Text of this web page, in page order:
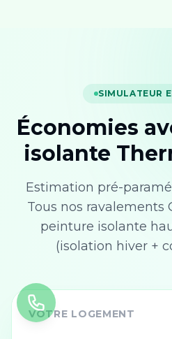
SIMULATEUR
Économies
isolante
Estimation pré-
Tous nos ravalements
peinture isolante
(isolation hiver +
VOTRE LOGEMENT